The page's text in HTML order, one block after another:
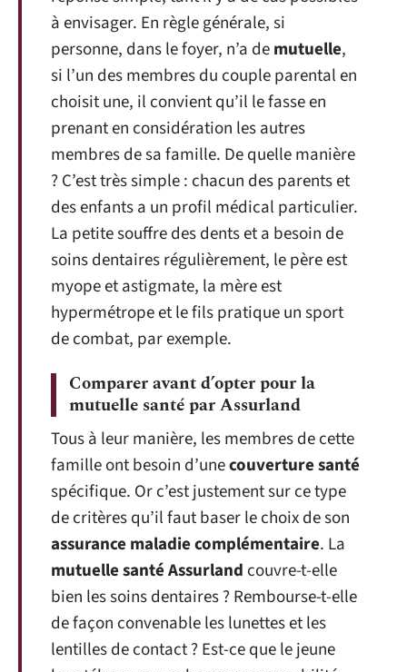
à envisager. En règle générale, si
personne, dans le foyer, n’a demutuelle,
si l’un des membres du couple parental en
choisit une, il convient qu’il le fasse en
prenant en considération les autres
membres de sa famille. De quelle manière
? C’est très simple : chacun des parents et
des enfants a un profil médical particulier.
La petite souffre des dents et a besoin de
soins dentaires régulièrement, le père est
myope et astigmate, la mère est
hypermétrope et le fils pratique un sport
de combat, par exemple.
Comparer avant d’opter pour la
mutuelle santé par Assurland
Tous à leur manière, les membres de cette
famille ont besoin d’unecouverture santé
spécifique. Or c’est justement sur ce type
de critères qu’il faut baser le choix de son
assurance maladie complémentaire. La
mutuelle santé Assurland couvre-t-elle
bien les soins dentaires ? Rembourse-t-elle
de façon convenable les lunettes et les
lentilles de contact ? Est-ce que le jeune